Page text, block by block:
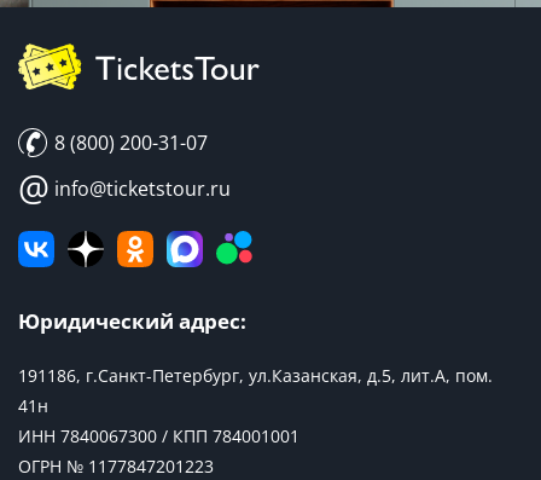
8 (800) 200-31-07
@ info@ticketstour.ru
Юридический адрес:
191186, г.Санкт-Петербург, ул.Казанская, д.5, лит.А, пом.
41н
ИНН 7840067300 / КПП 784001001
ОГРН № 1177847201223